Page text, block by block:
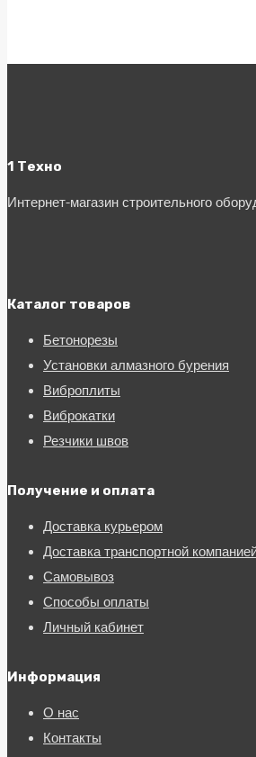
1 Техно
Интернет-магазин строительного
Каталог товаров
Бетонорезы
Установки алмазного бурения
Виброплиты
Виброкатки
Резчики швов
Получение и оплата
Доставка курьером
Доставка транспортной
Самовывоз
Способы оплаты
Личный кабинет
Информация
О нас
Контакты